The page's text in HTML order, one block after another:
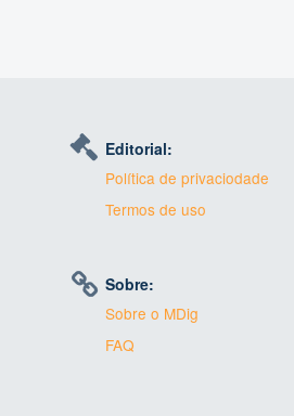
Editorial:
Política de privaciodade
Termos de uso
Sobre:
Sobre o MDig
FAQ